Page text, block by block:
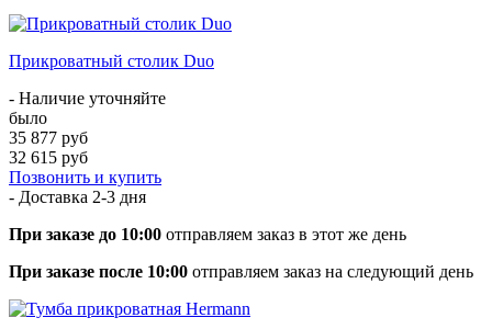
Прикроватный столик Duo
- Наличие уточняйте
было
35 877 руб
32 615 руб
Позвонить и купить
- Доставка 2-3 дня
При заказе до 10:00 отправляем заказ в этот же день
При заказе после 10:00 отправляем заказ на следующий день